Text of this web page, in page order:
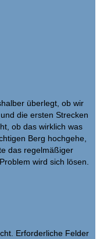
überlegt, ob wir
die ersten Strecken
ob das wirklich was
Berg hochgehe,
das regelmäßiger
wird sich lösen.
Erforderliche Felder